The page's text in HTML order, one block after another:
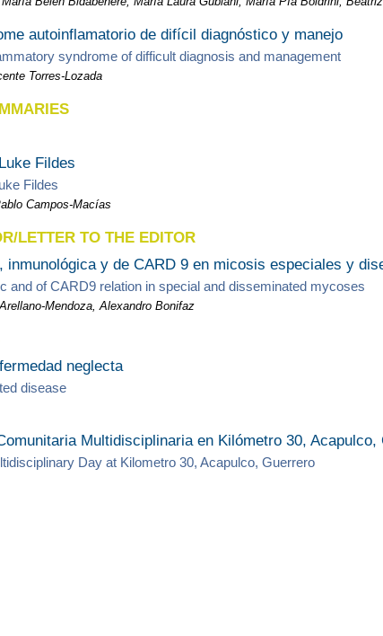
autoinflamatorio de difícil diagnóstico y manejo
syndrome of difficult diagnosis and management
Torres-Lozada
Fildes
Fildes
Campos-Macías
LETTER TO THE EDITOR
inmunológica y de CARD 9 en micosis especiales y
and of CARD9 relation in special and disseminated mycoses
Mendoza, Alexandro Bonifaz
neglecta
disease
Multidisciplinaria en Kilómetro 30, Acapulco,
Day at Kilometro 30, Acapulco, Guerrero